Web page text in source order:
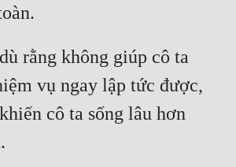
rằng không giúp cô ta
vụ ngay lập tức được,
cô ta sống lâu hơn